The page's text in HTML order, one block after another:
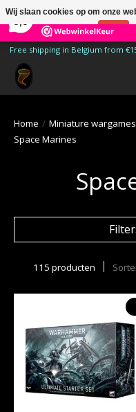
185
Free shipping in Belgium from
Home / Miniature wargames
Space Marines
115 producten
Wij slaan cookies op om onze
Nee